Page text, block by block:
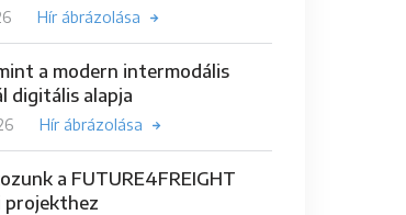
Hír ábrázolása
a modern intermodális
digitális alapja
Hír ábrázolása
a FUTURE4FREIGHT
projekthez